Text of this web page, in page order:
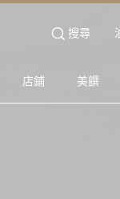
搜尋
店鋪 美饌